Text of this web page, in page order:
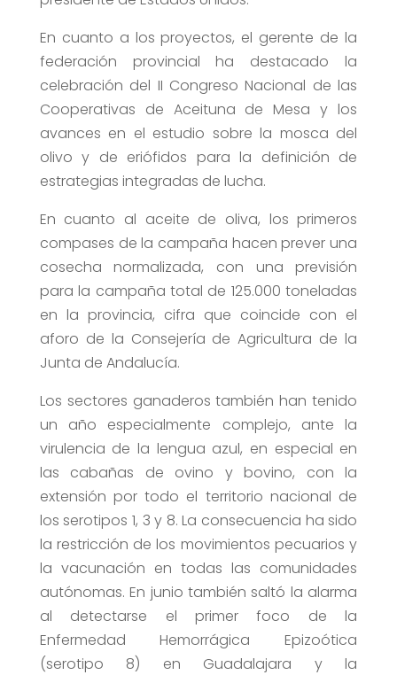
En cuanto a los proyectos, el gerente de la
federación provincial ha destacado la
celebración del II Congreso Nacional de las
Cooperativas de Aceituna de Mesa y los
avances en el estudio sobre la mosca del
olivo y de eriófidos para la definición de
estrategias integradas de lucha.
En cuanto al aceite de oliva, los primeros
compases de la campaña hacen prever una
cosecha normalizada, con una previsión
para la campaña total de 125.000 toneladas
en la provincia, cifra que coincide con el
aforo de la Consejería de Agricultura de la
Junta de Andalucía.
Los sectores ganaderos también han tenido
un año especialmente complejo, ante la
virulencia de la lengua azul, en especial en
las cabañas de ovino y bovino, con la
extensión por todo el territorio nacional de
los serotipos 1, 3 y 8. La consecuencia ha sido
la restricción de los movimientos pecuarios y
la vacunación en todas las comunidades
autónomas. En junio también saltó la alarma
al detectarse el primer foco de la
Enfermedad Hemorrágica Epizoótica
(serotipo 8) en Guadalajara y la